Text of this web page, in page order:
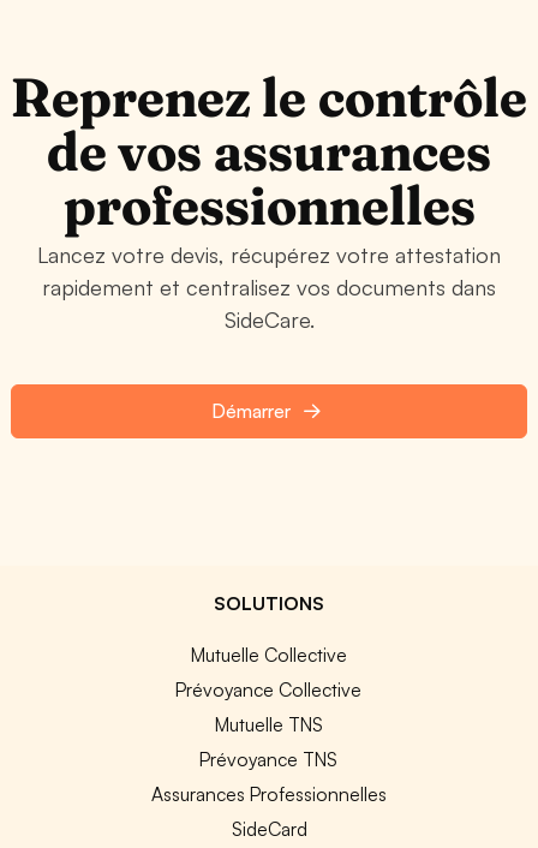
Reprenez le contrôle
de vos assurances
professionnelles
Lancez votre devis, récupérez votre attestation
rapidement et centralisez vos documents dans
SideCare.
Démarrer
SOLUTIONS
Mutuelle Collective
Prévoyance Collective
Mutuelle TNS
Prévoyance TNS
Assurances Professionnelles
SideCard